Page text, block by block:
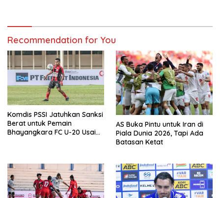
Recommendation for You
Komdis PSSI Jatuhkan Sanksi
Berat untuk Pemain
Bhayangkara FC U-20 Usai
AS Buka Pintu untuk Iran di
Piala Dunia 2026, Tapi Ada
Batasan Ketat